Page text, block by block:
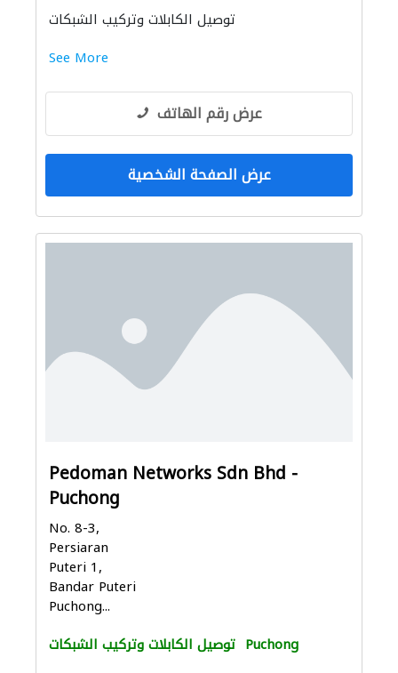
توصيل الكابلات وتركيب الشبكات
See More
عرض رقم الهاتف
عرض الصفحة الشخصية
Pedoman Networks Sdn Bhd -
Puchong
No. 8-3,
Persiaran
Puteri 1,
Bandar Puteri
Puchong...
توصيل الكابلات وتركيب الشبكات Puchong